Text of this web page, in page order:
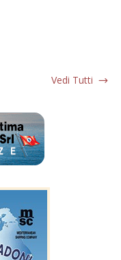
Vedi Tutti